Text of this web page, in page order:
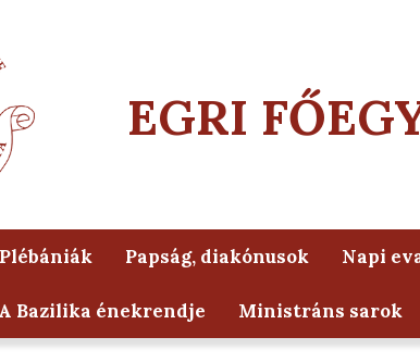
EGRI
Plébániák Papság, diakónusok Napi
A Bazilika énekrendje Ministráns sarok